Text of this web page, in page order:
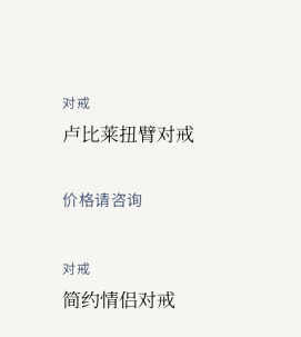
对戒
卢比莱扭臂对戒
价格请咨询
对戒
简约情侣对戒